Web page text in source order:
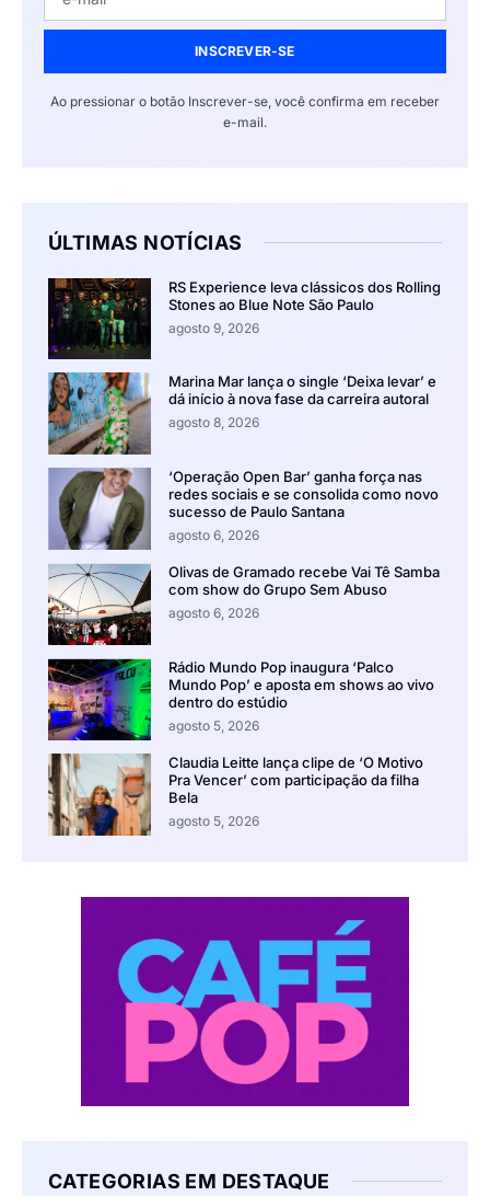
INSCREVER-SE
Ao pressionar o botão Inscrever-se, você confirma em receber
e-mail.
ÚLTIMAS NOTÍCIAS
RS Experience leva clássicos dos Rolling
Stones ao Blue Note São Paulo
agosto 9, 2026
Marina Mar lança o single ‘Deixa levar’ e
dá início à nova fase da carreira autoral
agosto 8, 2026
‘Operação Open Bar’ ganha força nas
redes sociais e se consolida como novo
sucesso de Paulo Santana
agosto 6, 2026
Olivas de Gramado recebe Vai Tê Samba
com show do Grupo Sem Abuso
agosto 6, 2026
Rádio Mundo Pop inaugura ‘Palco
Mundo Pop’ e aposta em shows ao vivo
dentro do estúdio
agosto 5, 2026
Claudia Leitte lança clipe de ‘O Motivo
Pra Vencer’ com participação da filha
Bela
agosto 5, 2026
CATEGORIAS EM DESTAQUE